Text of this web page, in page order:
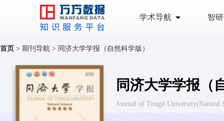
学术导航 智
首页 > 期刊导航 > 同济大学学报（自然科学版）
同济大学学报（
Journal of Tongji